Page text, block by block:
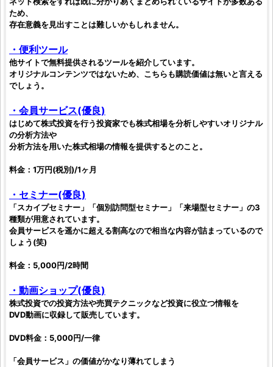
ため、
存在意義を見出すことは難しいかもしれません。
・便利ツール
他サイトで無料提供されるツールを紹介しています。
オリジナルコンテンツではないため、こちらも購読価値は無いと言える
でしょう。
・会員サービス(優良)
はじめて株式投資を行う投資家でも株式相場を分析しやすいオリジナル
の分析方法や
分析方法を用いた株式相場の情報を提供するとのこと。
料金：1万円(税別)/1ヶ月
・セミナー(優良)
「スカイプセミナー」「個別訪問型セミナー」「来場型セミナー」の3
種類が用意されています。
会員サービスを遥かに超える割高なので相当な内容が詰まっているので
しょう(笑)
料金：5,000円/2時間
・動画ショップ(優良)
株式投資での投資方法や売買テクニックなど投資に役立つ情報を
DVD動画に収録して販売しています。
DVD料金：5,000円/一律
「会員サービス」の価値がかなり薄れてしまう